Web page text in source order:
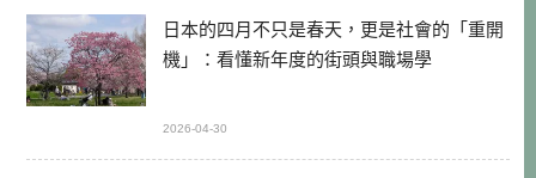
日本的四月不只是春天，更是社會的「重開
機」：看懂新年度的街頭與職場學
2026-04-30